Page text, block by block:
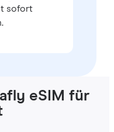
sofort
eSIM für